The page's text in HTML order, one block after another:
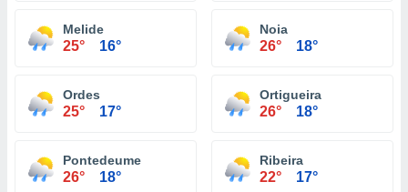
Melide
25° 16°
Noia
26° 18°
Ordes
25° 17°
Ortigueira
26° 18°
Pontedeume
26° 18°
Ribeira
22° 17°